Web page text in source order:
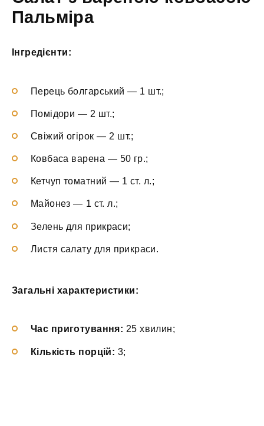
Пальміра
Інгредієнти:
Перець болгарський — 1 шт.;
Помідори — 2 шт.;
Свіжий огірок — 2 шт.;
Ковбаса варена — 50 гр.;
Кетчуп томатний — 1 ст. л.;
Майонез — 1 ст. л.;
Зелень для прикраси;
Листя салату для прикраси.
Загальні характеристики:
Час приготування: 25 хвилин;
Кількість порцій: 3;